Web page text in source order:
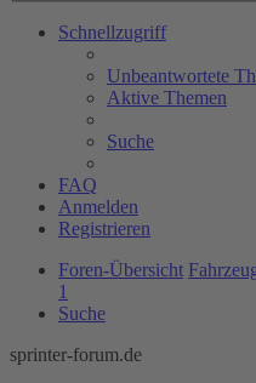
Schnellzugriff
Unbeantwortete
Aktive Themen
Suche
FAQ
Anmelden
Registrieren
Foren-Übersicht
1
Suche
sprinter-forum.de